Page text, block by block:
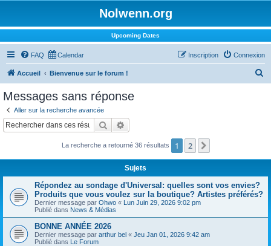
Nolwenn.org
Upcoming Dates
FAQ Calendar Connexion
Inscription
Accueil Bienvenue sur le forum !
c
Messages sans réponse
Aller sur la recherche avancée
Rechercher
La recherche a retourné 36 résultats 1 2
Sujets
Répondez au sondage d'Universal: quelles sont vos envies?
Produits que vous voulez sur la boutique? Artistes préférés?
Dernier message par Ohwo « Lun Juin 29, 2026 9:02 pm
Publié dans News & Médias
BONNE ANNÉE 2026
Dernier message par arthur bel « Jeu Jan 01, 2026 9:42 am
Publié dans Le Forum